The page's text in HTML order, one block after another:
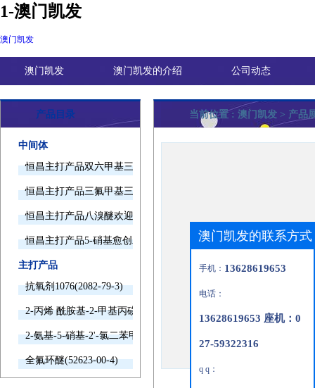
1-澳门凯发
澳门凯发
澳门凯发 澳门凯发的介绍 公司动态
产品目录
中间体
恒昌主打产品双六甲基三胺欢迎询价
恒昌主打产品三氟甲基三甲基硅烷欢迎询价
恒昌主打产品八溴醚欢迎询价
恒昌主打产品5-硝基愈创木酚钠欢迎询价
主打产品
抗氧剂1076(2082-79-3)
2-丙烯 酰胺基-2-甲基丙磺酸(15214-89-8)
2-氨基-5-硝基-2'-氯二苯甲酮(2011-66-7)
全氟环醚(52623-00-4)
当前位置 : 澳门凯发 > 产品
澳门凯发的联系方式
手机： 13628619653
电话：
13628619653 座机：0
27-59322316
q q：